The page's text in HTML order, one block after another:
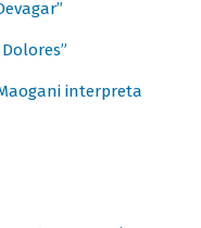
interpreta